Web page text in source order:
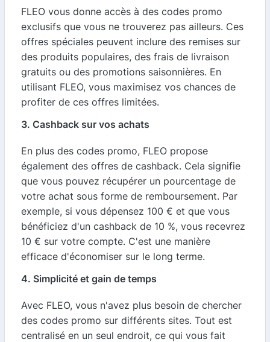
FLEO vous donne accès à des codes promo
exclusifs que vous ne trouverez pas ailleurs. Ces
offres spéciales peuvent inclure des remises sur
des produits populaires, des frais de livraison
gratuits ou des promotions saisonnières. En
utilisant FLEO, vous maximisez vos chances de
profiter de ces offres limitées.
3. Cashback sur vos achats
En plus des codes promo, FLEO propose
également des offres de cashback. Cela signifie
que vous pouvez récupérer un pourcentage de
votre achat sous forme de remboursement. Par
exemple, si vous dépensez 100 € et que vous
bénéficiez d'un cashback de 10 %, vous recevrez
10 € sur votre compte. C'est une manière
efficace d'économiser sur le long terme.
4. Simplicité et gain de temps
Avec FLEO, vous n'avez plus besoin de chercher
des codes promo sur différents sites. Tout est
centralisé en un seul endroit, ce qui vous fait